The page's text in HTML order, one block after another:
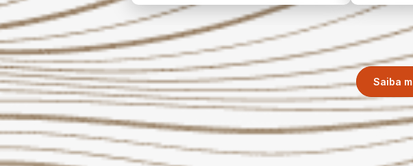
Saiba